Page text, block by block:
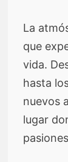
La
que
vida.
hasta
nuevos
lugar